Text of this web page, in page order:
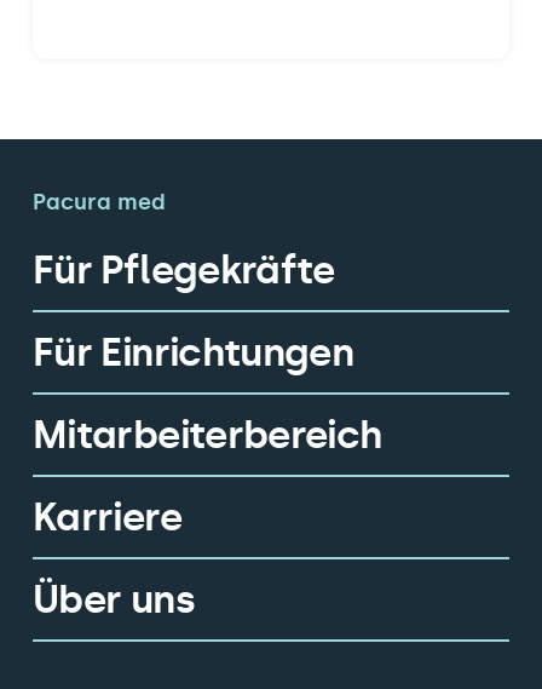
Pacura med
Für Pflegekräfte
Für Einrichtungen
Mitarbeiterbereich
Karriere
Über uns